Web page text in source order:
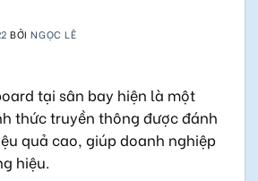
BỞINGỌC LÊ
tại sân bay hiện là một
thức truyền thông được đánh
quả cao, giúp doanh nghiệp
hiệu.